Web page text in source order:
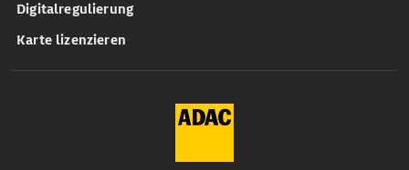
Digitalregulierung
Karte lizenzieren